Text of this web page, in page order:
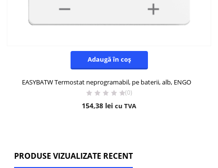
Adaugă în coș
EASYBATW Termostat neprogramabil, pe baterii, alb, ENGO
(0)
154,38 lei cu TVA
PRODUSE VIZUALIZATE RECENT